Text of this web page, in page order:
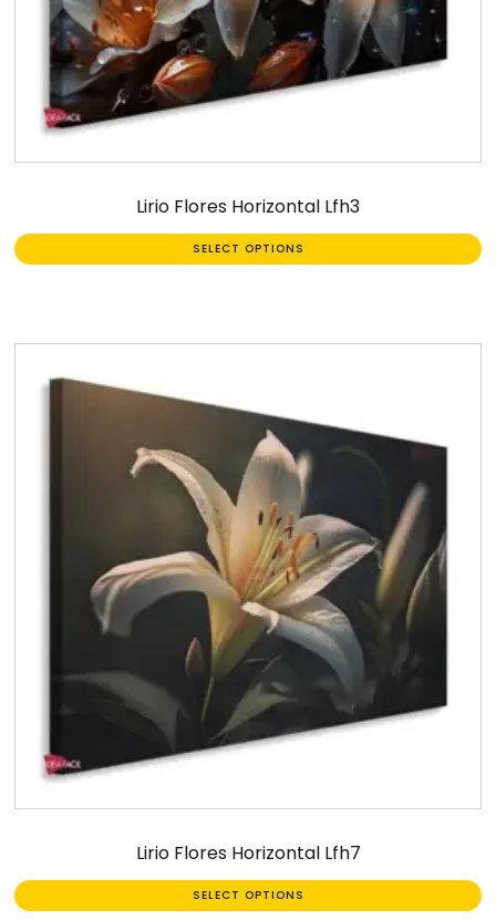
Lirio Flores Horizontal Lfh3
SELECT OPTIONS
Lirio Flores Horizontal Lfh7
SELECT OPTIONS